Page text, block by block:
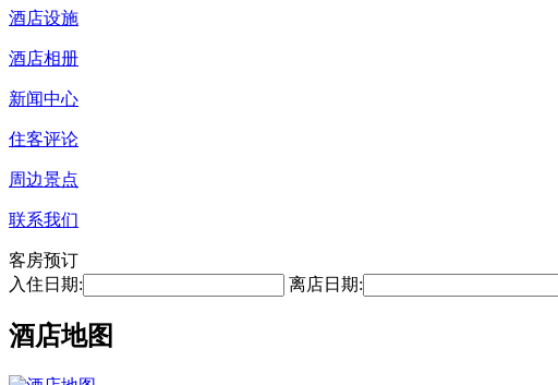
酒店设施
酒店相册
新闻中心
住客评论
周边景点
联系我们
客房预订
入住日期:
离店日期:
酒店地图